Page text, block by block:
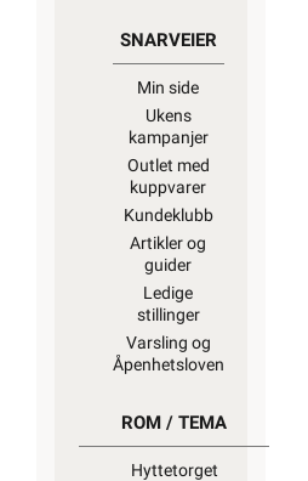
SNARVEIER
Min side
Ukens
kampanjer
Outlet med
kuppvarer
Kundeklubb
Artikler og
guider
Ledige
stillinger
Varsling og
Åpenhetsloven
ROM / TEMA
Hyttetorget